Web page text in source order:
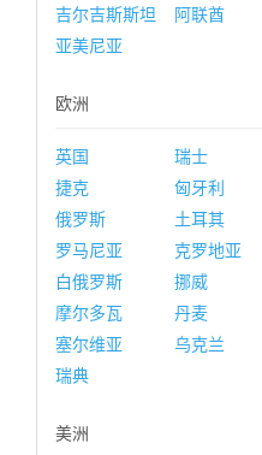
吉尔吉斯斯坦
阿联酋
亚美尼亚
欧洲
英国 瑞士
捷克
匈牙利
俄罗斯
土耳其
罗马尼亚
克罗地亚
白俄罗斯
挪威
摩尔多瓦
丹麦
塞尔维亚
乌克兰
瑞典
美洲